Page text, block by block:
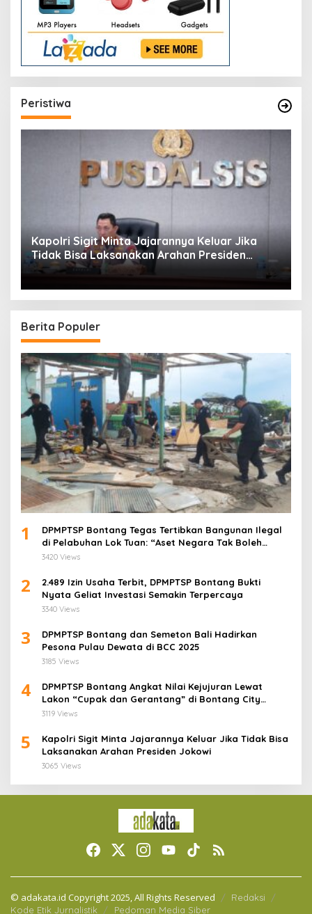
Peristiwa
Kapolri Sigit Minta Jajarannya Keluar Jika
Tidak Bisa Laksanakan Arahan Presiden
Jokowi
Berita Populer
1
DPMPTSP Bontang Tegas Tertibkan Bangunan Ilegal
di Pelabuhan Lok Tuan: “Aset Negara Tak Boleh
Dikuasai!”
3420 Views
2
2.489 Izin Usaha Terbit, DPMPTSP Bontang Bukti
Nyata Geliat Investasi Semakin Terpercaya
3340 Views
3
DPMPTSP Bontang dan Semeton Bali Hadirkan
Pesona Pulau Dewata di BCC 2025
3185 Views
4
DPMPTSP Bontang Angkat Nilai Kejujuran Lewat
Lakon “Cupak dan Gerantang” di Bontang City
Carnaval 2025
3119 Views
5
Kapolri Sigit Minta Jajarannya Keluar Jika Tidak Bisa
Laksanakan Arahan Presiden Jokowi
3065 Views
© adakata.id Copyright 2025, All Rights Reserved
Redaksi
Kode Etik Jurnalistik
Pedoman Media Siber